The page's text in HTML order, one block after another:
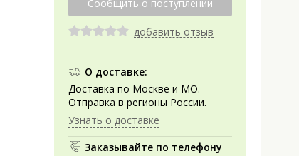
добавить отзыв
О доставке:
Доставка по Москве и МО.
Отправка в регионы России.
Узнать о доставке
Заказывайте по телефону